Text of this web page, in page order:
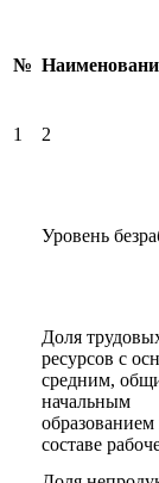
№
1 2
Уровень
Доля
ресурсов с
средним,
начальным
образованием
составе